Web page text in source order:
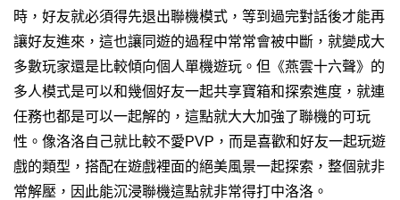
時，好友就必須得先退出聯機模式，等到過完對話後才能再
讓好友進來，這也讓同遊的過程中常常會被中斷，就變成大
多數玩家還是比較傾向個人單機遊玩。 但《燕雲十六聲》的
多人模式是可以和幾個好友一起共享寶箱和探索進度，就連
任務也都是可以一起解的，這點就大大加強了聯機的可玩
性。像洛洛自己就比較不愛PVP，而是喜歡和好友一起玩遊
戲的類型，搭配在遊戲裡面的絕美風景一起探索，整個就非
常解壓，因此能沉浸聯機這點就非常得打中洛洛。